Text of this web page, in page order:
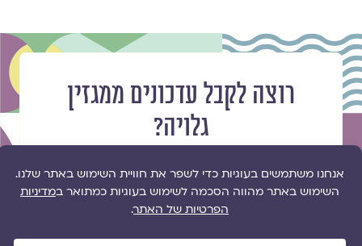
רוצה לקבל עדכונים ממגזין
גלויה?
למשלוח מאמרים מהמגזין מפעם
לפעם